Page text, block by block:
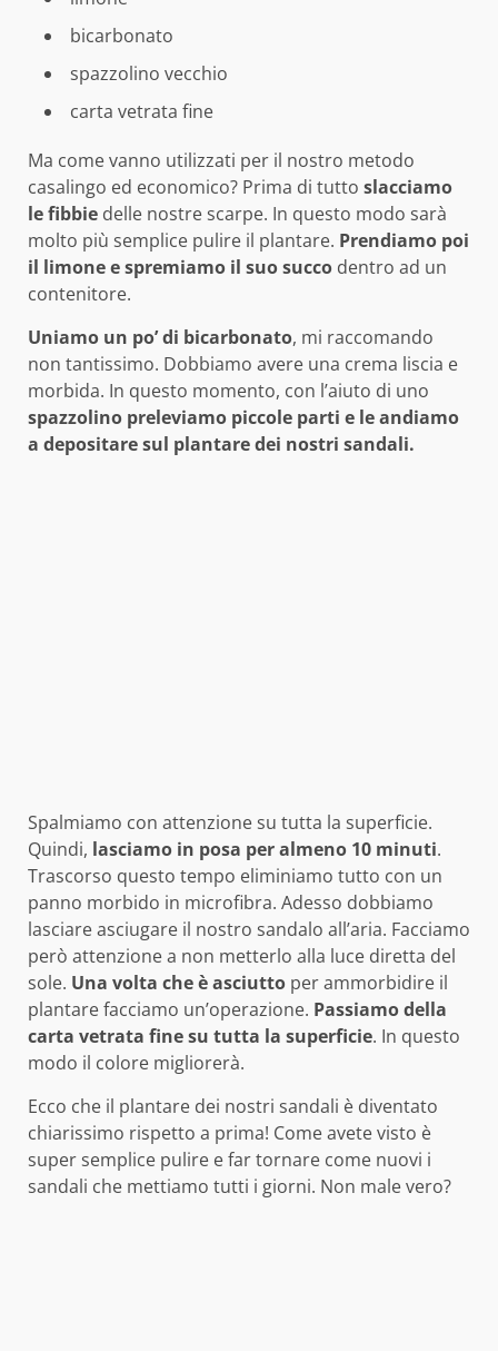
bicarbonato
spazzolino vecchio
carta vetrata fine
Ma come vanno utilizzati per il nostro metodo
casalingo ed economico? Prima di tutto slacciamo
le fibbie delle nostre scarpe. In questo modo sarà
molto più semplice pulire il plantare. Prendiamo poi
il limone e spremiamo il suo succo dentro ad un
contenitore.
Uniamo un po’ di bicarbonato, mi raccomando
non tantissimo. Dobbiamo avere una crema liscia e
morbida. In questo momento, con l’aiuto di uno
spazzolino preleviamo piccole parti e le andiamo
a depositare sul plantare dei nostri sandali.
Spalmiamo con attenzione su tutta la superficie.
Quindi, lasciamo in posa per almeno 10 minuti.
Trascorso questo tempo eliminiamo tutto con un
panno morbido in microfibra. Adesso dobbiamo
lasciare asciugare il nostro sandalo all’aria. Facciamo
però attenzione a non metterlo alla luce diretta del
sole. Una volta che è asciutto per ammorbidire il
plantare facciamo un’operazione. Passiamo della
carta vetrata fine su tutta la superficie. In questo
modo il colore migliorerà.
Ecco che il plantare dei nostri sandali è diventato
chiarissimo rispetto a prima! Come avete visto è
super semplice pulire e far tornare come nuovi i
sandali che mettiamo tutti i giorni. Non male vero?